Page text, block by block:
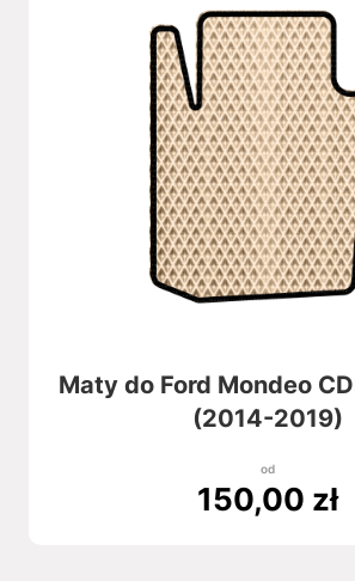
Maty do Ford Mondeo
(2014-2019)
od
150,00 zł